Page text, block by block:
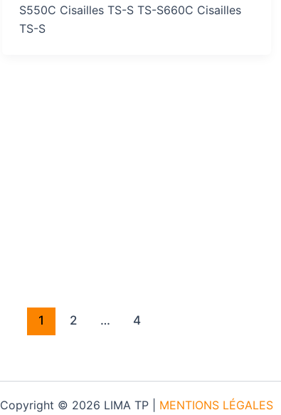
S550C Cisailles TS-S TS-S660C Cisailles
TS-S
1 2 … 4
Copyright © 2026 LIMA TP | MENTIONS LÉGALES